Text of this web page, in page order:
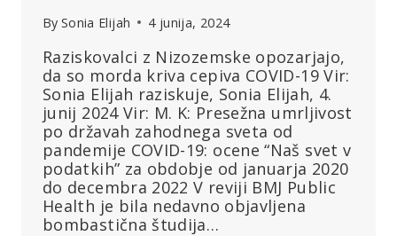
By Sonia Elijah 4 junija, 2024
Raziskovalci z Nizozemske opozarjajo,
da so morda kriva cepiva COVID-19 Vir:
Sonia Elijah raziskuje, Sonia Elijah, 4.
junij 2024 Vir: M. K: Presežna umrljivost
po državah zahodnega sveta od
pandemije COVID-19: ocene “Naš svet v
podatkih” za obdobje od januarja 2020
do decembra 2022 V reviji BMJ Public
Health je bila nedavno objavljena
bombastična študija…